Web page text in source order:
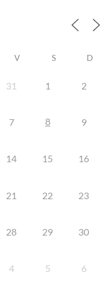
V S D
31 1 2
7 8 9
14 15 16
21 22 23
28 29 30
4 5 6